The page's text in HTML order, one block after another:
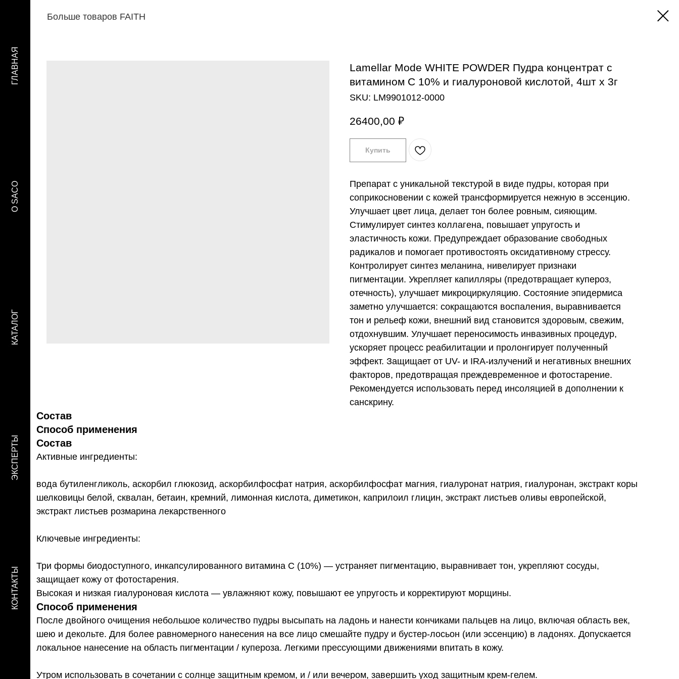
Больше товаров FAITH
Lamellar Mode WHITE POWDER Пудра концентрат с
витамином C 10% и гиалуроновой кислотой, 4шт х 3г
SKU: LM9901012-0000
26400,00 ₽
Купить
Препарат с уникальной текстурой в виде пудры, которая при
соприкосновении с кожей трансформируется нежную в эссенцию.
Улучшает цвет лица, делает тон более ровным, сияющим.
Стимулирует синтез коллагена, повышает упругость и
эластичность кожи. Предупреждает образование свободных
радикалов и помогает противостоять оксидативному стрессу.
Контролирует синтез меланина, нивелирует признаки
пигментации. Укрепляет капилляры (предотвращает купероз,
отечность), улучшает микроциркуляцию. Состояние эпидермиса
заметно улучшается: сокращаются воспаления, выравнивается
тон и рельеф кожи, внешний вид становится здоровым, свежим,
отдохнувшим. Улучшает переносимость инвазивных процедур,
ускоряет процесс реабилитации и пролонгирует полученный
эффект. Защищает от UV- и IRA-излучений и негативных внешних
факторов, предотвращая преждевременное и фотостарение.
Рекомендуется использовать перед инсоляцией в дополнении к
санскрину.
Состав
Способ применения
Состав
Активные ингредиенты:
вода бутиленгликоль, аскорбил глюкозид, аскорбилфосфат натрия, аскорбилфосфат магния, гиалуронат натрия, гиалуронан, экстракт коры
шелковицы белой, сквалан, бетаин, кремний, лимонная кислота, диметикон, каприлоил глицин, экстракт листьев оливы европейской,
экстракт листьев розмарина лекарственного
Ключевые ингредиенты:
Три формы биодоступного, инкапсулированного витамина С (10%) — устраняет пигментацию, выравнивает тон, укрепляют сосуды,
защищает кожу от фотостарения.
Высокая и низкая гиалуроновая кислота — увлажняют кожу, повышают ее упругость и корректируют морщины.
Способ применения
После двойного очищения небольшое количество пудры высыпать на ладонь и нанести кончиками пальцев на лицо, включая область век,
шею и декольте. Для более равномерного нанесения на все лицо смешайте пудру и бустер-лосьон (или эссенцию) в ладонях. Допускается
локальное нанесение на область пигментации / купероза. Легкими прессующими движениями впитать в кожу.
Утром использовать в сочетании с солнце защитным кремом, и / или вечером, завершить уход защитным крем-гелем.
КОНТАКТЫ
ЭКСПЕРТЫ
КАТАЛОГ
O SACO
ГЛАВНАЯ